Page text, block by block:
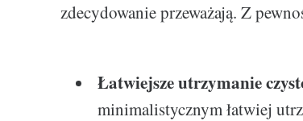
zdecydowanie przeważają. Z
Łatwiejsze utrzymanie
minimalistycznym łatwiej